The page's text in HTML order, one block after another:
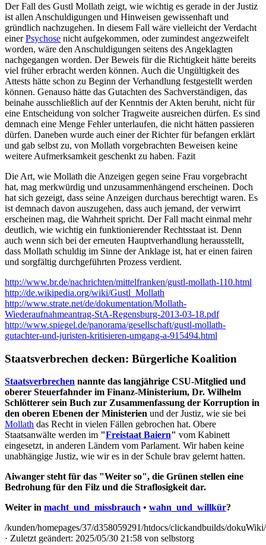
Der Fall des Gustl Mollath zeigt, wie wichtig es gerade in der Justiz
ist allen Anschuldigungen und Hinweisen gewissenhaft und
gründlich nachzugehen. In diesem Fall wäre vielleicht der Verdacht
einerPsychose nicht aufgekommen, oder zumindest angezweifelt
worden, wäre den Anschuldigungen seitens des Angeklagten
nachgegangen worden. Der Beweis für die Richtigkeit hätte bereits
viel früher erbracht werden können. Auch die Ungültigkeit des
Attests hätte schon zu Beginn der Verhandlung festgestellt werden
können. Genauso hätte das Gutachten des Sachverständigen, das
beinahe ausschließlich auf der Kenntnis der Akten beruht, nicht für
eine Entscheidung von solcher Tragweite ausreichen dürfen. Es sind
demnach eine Menge Fehler unterlaufen, die nicht hätten passieren
dürfen. Daneben wurde auch einer der Richter für befangen erklärt
und gab selbst zu, von Mollath vorgebrachten Beweisen keine
weitere Aufmerksamkeit geschenkt zu haben. Fazit
Die Art, wie Mollath die Anzeigen gegen seine Frau vorgebracht
hat, mag merkwürdig und unzusammenhängend erscheinen. Doch
hat sich gezeigt, dass seine Anzeigen durchaus berechtigt waren. Es
ist demnach davon auszugehen, dass auch jemand, der verwirrt
erscheinen mag, die Wahrheit spricht. Der Fall macht einmal mehr
deutlich, wie wichtig ein funktionierender Rechtsstaat ist. Denn
auch wenn sich bei der erneuten Hauptverhandlung herausstellt,
dass Mollath schuldig im Sinne der Anklage ist, hat er einen fairen
und sorgfältig durchgeführten Prozess verdient.
http://www.br.de/nachrichten/mittelfranken/gustl-mollath-110.html
http://de.wikipedia.org/wiki/Gustl_Mollath
http://www.strate.net/de/dokumentation/Mollath-
Wiederaufnahmeantrag-StA-Regensburg-2013-03-18.pdf
http://www.spiegel.de/panorama/gesellschaft/gustl-mollath-
gutachter-und-juristen-kritisieren-umgang-a-915494.html
Staatsverbrechen decken: Bürgerliche Koalition
Staatsverbrechen nannte das langjährige CSU-Mitglied und
oberer Steuerfahnder im Finanz-Ministerium, Dr. Wilhelm
Schlötterer sein Buch zur Zusammenfassung der Korruption in
den oberen Ebenen der Ministerien und der Justiz, wie sie bei
Mollath das Recht in vielen Fällen gebrochen hat. Obere
Staatsanwälte werden im "Freistaat Baiern" vom Kabinett
eingesetzt, in anderen Ländern vom Parlament. Wir haben keine
unabhängige Justiz, wie wir es in der Schule brav gelernt hatten.
Aiwanger steht für das "Weiter so", die Grünen stellen eine
Bedrohung für den Filz und die Straflosigkeit dar.
Weiter in macht_und_missbrauch • wahn_und_willkür?
/kunden/homepages/37/d358059291/htdocs/clickandbuilds/
· Zuletzt geändert: 2025/05/30 21:58 von selbstorg